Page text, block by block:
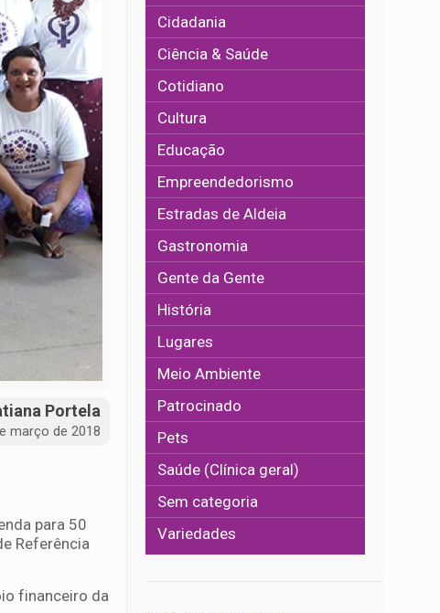
Portela
março de 2018
para 50
Referência
financeiro da
Cidadania
Ciência & Saúde
Cotidiano
Cultura
Educação
Empreendedorismo
Estradas de Aldeia
Gastronomia
Gente da Gente
História
Lugares
Meio Ambiente
Patrocinado
Pets
Saúde (Clínica geral)
Sem categoria
Variedades